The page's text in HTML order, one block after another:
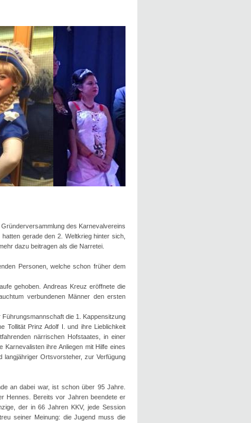
des Karnevalvereins
gerade den 2. Weltkrieg hinter sich,
dazu beitragen als die Narretei.
Personen, welche schon früher dem
gehoben. Andreas Kreuz eröffnete die
verbundenen Männer den ersten
die 1. Kappensitzung
Tollität Prinz Adolf I. und ihre Lieblichkeit
närrischen Hofstaates, in einer
ihre Anliegen mit Hilfe eines
langjähriger Ortsvorsteher, zur Verfügung
an dabei war, ist schon über 95 Jahre.
Hennes. Bereits vor Jahren beendete er
der in 66 Jahren KKV, jede Session
seiner Meinung: die Jugend muss die